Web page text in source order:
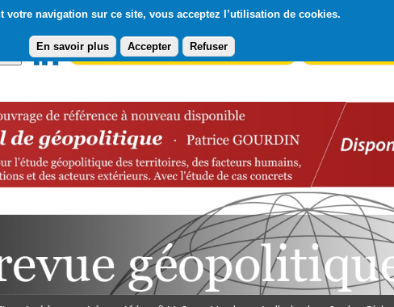
votre navigation sur ce site, vous acceptez l’utilisation de cookies.
En savoir plus Accepter Refuser
Abonnement gratuit à la Lettre du Diploweb